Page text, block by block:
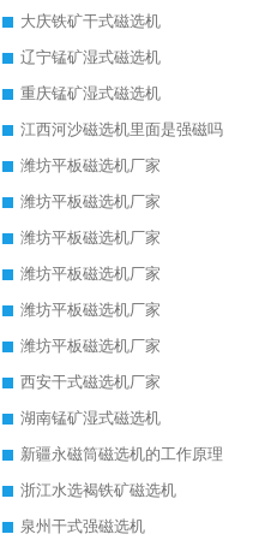
大庆铁矿干式磁选机
辽宁锰矿湿式磁选机
重庆锰矿湿式磁选机
江西河沙磁选机里面是强磁吗
潍坊平板磁选机厂家
潍坊平板磁选机厂家
潍坊平板磁选机厂家
潍坊平板磁选机厂家
潍坊平板磁选机厂家
潍坊平板磁选机厂家
西安干式磁选机厂家
湖南锰矿湿式磁选机
新疆永磁筒磁选机的工作原理
浙江水选褐铁矿磁选机
泉州干式强磁选机